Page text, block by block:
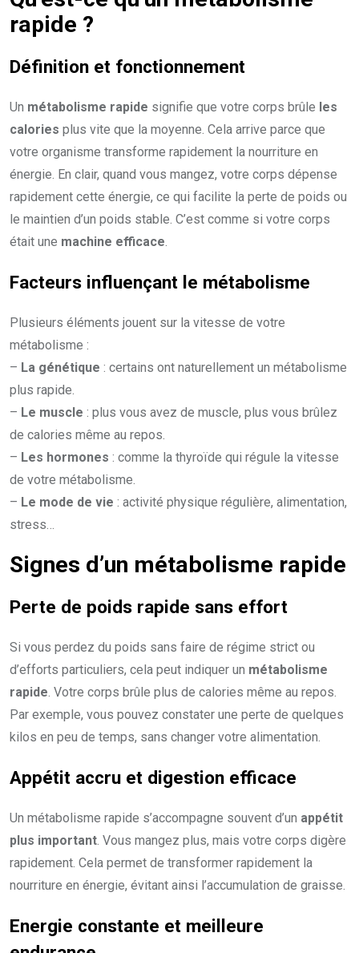
rapide ?
Définition et fonctionnement
Un métabolisme rapide signifie que votre corps brûle les
calories plus vite que la moyenne. Cela arrive parce que
votre organisme transforme rapidement la nourriture en
énergie. En clair, quand vous mangez, votre corps dépense
rapidement cette énergie, ce qui facilite la perte de poids ou
le maintien d’un poids stable. C’est comme si votre corps
était une machine efficace.
Facteurs influençant le métabolisme
Plusieurs éléments jouent sur la vitesse de votre
métabolisme :
– La génétique : certains ont naturellement un métabolisme
plus rapide.
– Le muscle : plus vous avez de muscle, plus vous brûlez
de calories même au repos.
– Les hormones : comme la thyroïde qui régule la vitesse
de votre métabolisme.
– Le mode de vie : activité physique régulière, alimentation,
stress…
Signes d’un métabolisme rapide
Perte de poids rapide sans effort
Si vous perdez du poids sans faire de régime strict ou
d’efforts particuliers, cela peut indiquer un métabolisme
rapide. Votre corps brûle plus de calories même au repos.
Par exemple, vous pouvez constater une perte de quelques
kilos en peu de temps, sans changer votre alimentation.
Appétit accru et digestion efficace
Un métabolisme rapide s’accompagne souvent d’un appétit
plus important. Vous mangez plus, mais votre corps digère
rapidement. Cela permet de transformer rapidement la
nourriture en énergie, évitant ainsi l’accumulation de graisse.
Energie constante et meilleure